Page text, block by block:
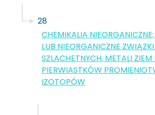
28
CHEMIKALIA
LUB NIEORGANICZNE
SZLACHETNYCH, METALI
PIERWIASTKÓW
IZOTOPÓW